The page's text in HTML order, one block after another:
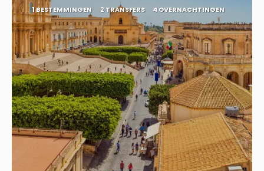
1 BESTEMMINGEN 2 TRANSFERS 4 OVERNACHTINGEN